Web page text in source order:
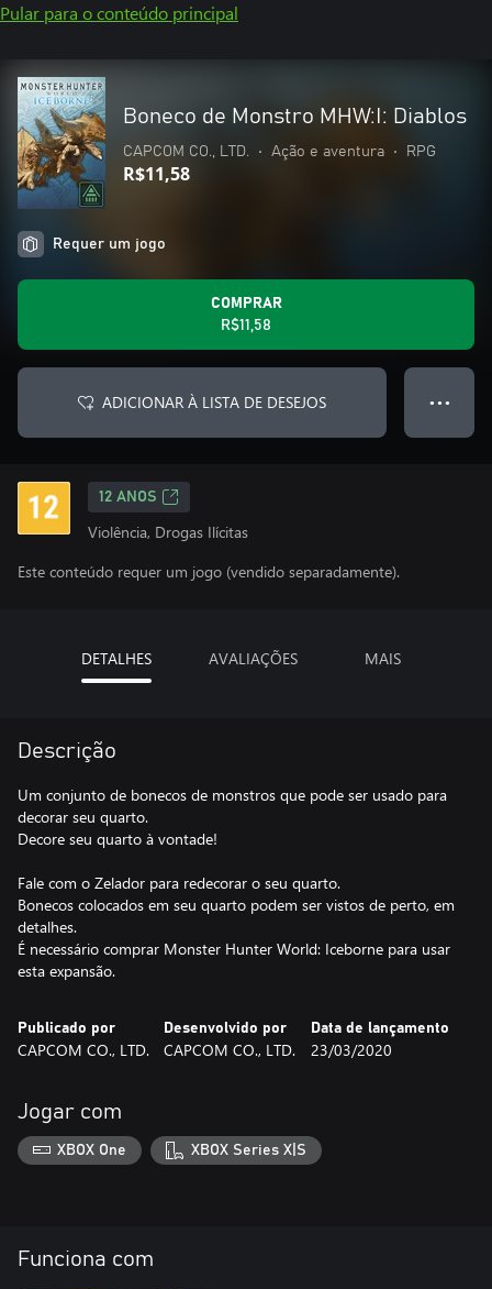
Pular para o conteúdo principal
Boneco de Monstro MHW:I: Diablos
CAPCOM CO., LTD. • Ação e aventura • RPG
R$11,58
Requer um jogo
COMPRAR
R$11,58
ADICIONAR À LISTA DE DESEJOS ● ● ●
12 ANOS
Violência, Drogas Ilícitas
Este conteúdo requer um jogo (vendido separadamente).
DETALHES AVALIAÇÕES MAIS
Descrição
Um conjunto de bonecos de monstros que pode ser usado para
decorar seu quarto.
Decore seu quarto à vontade!
Fale com o Zelador para redecorar o seu quarto.
Bonecos colocados em seu quarto podem ser vistos de perto, em
detalhes.
É necessário comprar Monster Hunter World: Iceborne para usar
esta expansão.
Publicado por
CAPCOM CO., LTD.
Desenvolvido por
CAPCOM CO., LTD.
Data de lançamento
23/03/2020
Jogar com
XBOX One XBOX Series X|S
Funciona com